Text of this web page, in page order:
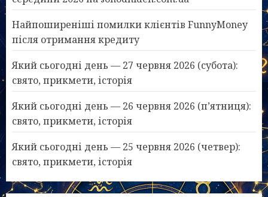
Найпоширеніші помилки клієнтів FunnyMoney
після отримання кредиту
Який сьогодні день — 27 червня 2026 (субота):
свято, прикмети, історія
Який сьогодні день — 26 червня 2026 (п’ятниця):
свято, прикмети, історія
Який сьогодні день — 25 червня 2026 (четвер):
свято, прикмети, історія